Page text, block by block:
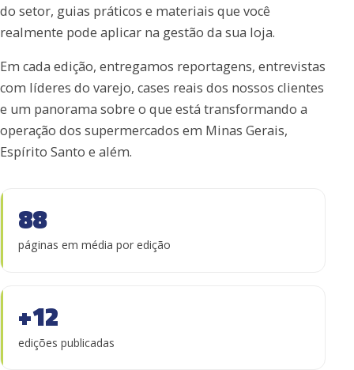
do setor, guias práticos e materiais que você
realmente pode aplicar na gestão da sua loja.
Em cada edição, entregamos reportagens, entrevistas
com líderes do varejo, cases reais dos nossos clientes
e um panorama sobre o que está transformando a
operação dos supermercados em Minas Gerais,
Espírito Santo e além.
88
páginas em média por edição
+12
edições publicadas